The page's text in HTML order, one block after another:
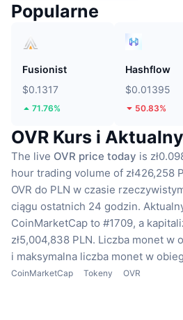
Popularne
Fusionist
$0.1317
71.76%
Hashflow
$0.01395
50.83%
OVR Kurs i
The live OVR price today is
hour trading volume of zł426,258
OVR do PLN w czasie
ciągu ostatnich 24 godzin.
CoinMarketCap to #1709, a
zł5,004,838 PLN. Liczba monet w
i maksymalna liczba monet w
CoinMarketCap Tokeny OVR